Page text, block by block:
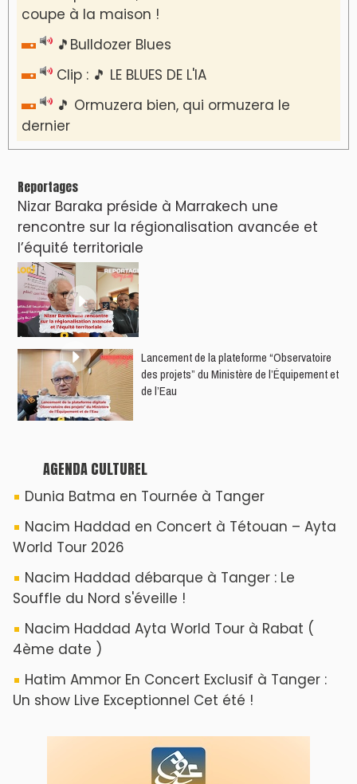
coupe à la maison !
🎵Bulldozer Blues
Clip : 🎵 LE BLUES DE L'IA
🎵 Ormuzera bien, qui ormuzera le
dernier
Reportages
Nizar Baraka préside à Marrakech une
rencontre sur la régionalisation avancée et
l’équité territoriale
​Lancement de la plateforme “Observatoire
des projets” du Ministère de l’Équipement et
de l’Eau
AGENDA CULTUREL
Dunia Batma en Tournée à Tanger
Nacim Haddad en Concert à Tétouan – Ayta
World Tour 2026
Nacim Haddad débarque à Tanger : Le
Souffle du Nord s'éveille !
Nacim Haddad Ayta World Tour à Rabat (
4ème date )
Hatim Ammor En Concert Exclusif à Tanger :
Un show Live Exceptionnel Cet été !